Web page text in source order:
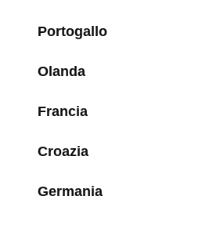
Portogallo
Olanda
Francia
Croazia
Germania